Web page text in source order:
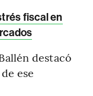
fiscal en
destacó
ese